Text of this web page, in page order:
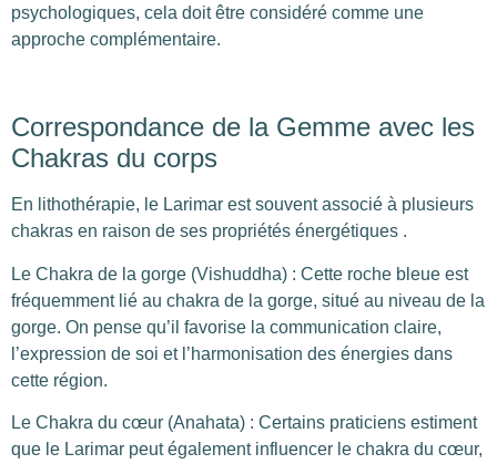
psychologiques, cela doit être considéré comme une
approche complémentaire.
Correspondance de la Gemme avec les
Chakras du corps
En lithothérapie, le Larimar est souvent associé à plusieurs
chakras en raison de ses propriétés énergétiques .
Le Chakra de la gorge (Vishuddha) : Cette roche bleue est
fréquemment lié au chakra de la gorge, situé au niveau de la
gorge. On pense qu’il favorise la communication claire,
l’expression de soi et l’harmonisation des énergies dans
cette région.
Le Chakra du cœur (Anahata) : Certains praticiens estiment
que le Larimar peut également influencer le chakra du cœur,